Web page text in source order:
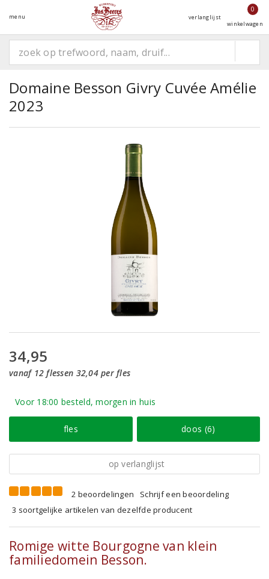
menu verlanglijst
0
winkelwagen
Domaine Besson Givry Cuvée Amélie
2023
34,95
vanaf 12 flessen 32,04 per fles
Voor 18:00 besteld, morgen in huis
fles doos (6)
op verlanglijst
2 beoordelingen
Schrijf een beoordeling
3 soortgelijke artikelen van dezelfde producent
Romige witte Bourgogne van klein
familiedomein Besson.